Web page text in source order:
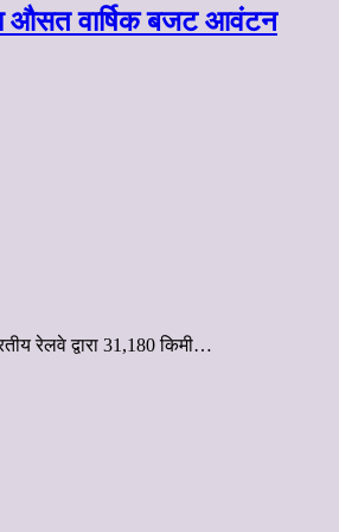
औसत वार्षिक बजट आवंटन
रेलवे द्वारा 31,180 किमी…